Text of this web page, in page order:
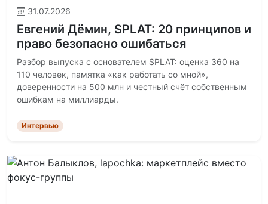
31.07.2026
Евгений Дёмин, SPLAT: 20 принципов и
право безопасно ошибаться
Разбор выпуска с основателем SPLAT: оценка 360 на
110 человек, памятка «как работать со мной»,
доверенности на 500 млн и честный счёт собственным
ошибкам на миллиарды.
Интервью